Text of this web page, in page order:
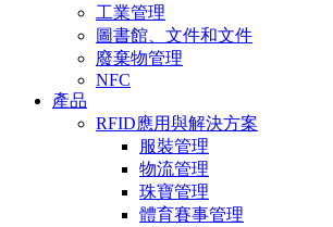
工業管理
圖書館、文件和文件
廢棄物管理
NFC
產品
RFID應用與解決方案
服裝管理
物流管理
珠寶管理
體育賽事管理